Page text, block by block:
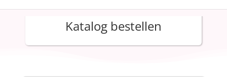
Katalog bestellen